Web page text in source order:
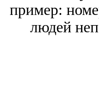
пример:
людей